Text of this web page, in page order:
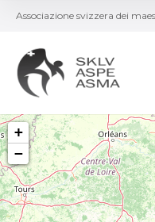
Associazione svizzera dei
+
−